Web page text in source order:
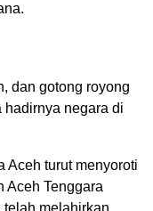
dan gotong royong
negara di
Aceh turut menyoroti
Aceh Tenggara